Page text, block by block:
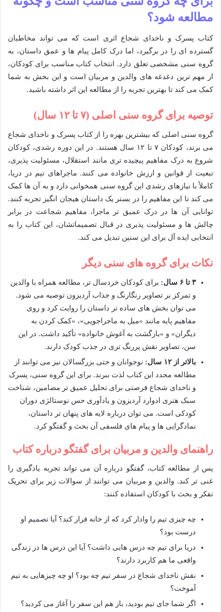
مطالعه شود؟
کتاب پسرک و ناخدای شجاع اثری است که می تواند مخاطبان
گسترده ای را در برگیرد، اما درک کامل پیام ها و عمق داستان، به
گروه سنی مشخصی تعلق دارد. انتخاب کتاب مناسب برای کودکان،
از مهم ترین دغدغه های والدین و مربیان است و این بخش به شما
کمک می کند تا بهترین تجربه را از مطالعه این اثر داشته باشید.
توصیه برای گروه سنی اصلی (۷ تا ۱۲ سال)
گروه سنی اصلی که بیشترین بهره را از کتاب پسرک و ناخدای شجاع
می برند، کودکان ۷ تا ۱۲ سال هستند. در این دوره رشدی، کودکان
شروع به درک مفاهیم پیچیده تری مانند استقلال، مسئولیت پذیری،
تبعیت از قوانین و ارزش خانواده می کنند. ماجراهای تیم در دریا،
کاملاً با نیازهای رشدی این گروه سنی همخوانی دارد و به آن ها کمک
می کند تا این مفاهیم را در بستر یک داستان هیجان انگیز تجربه کنند.
توانایی آن ها در درک عمیق تر ماجرا، مفاهیم شجاعت در برابر
چالش ها و مسئولیت پذیری در قبال تصمیماتشان، این کتاب را به
انتخابی ایده آل برای این سنین تبدیل می کند.
نکات برای گروه های سنی دیگر
۳ تا ۶ سال:
برای کودکان خردسال تر، مطالعه همراه با والدین
و تمرکز بر تصاویر رنگارنگ و جذاب آردیزون توصیه می شود.
می توان بخش های ساده تر داستان را روایت کرد و روی
مفاهیم پایه مانند «میل به ماجراجویی»، «کمک کردن به
دیگران» و «بازگشت به آغوش خانواده» تأکید داشت. در این
سن، تصاویر نقش پررنگ تری در جذب کودک دارند.
بالاتر از ۱۲ سال:
نوجوانان و حتی بزرگسالان نیز می توانند از
مطالعه مجدد این کتاب لذت ببرند. برای این گروه سنی، پسرک
و ناخدای شجاع فرصتی برای تحلیل عمیق تر مضامین، شناخت
سبک هنری ادوارد آردیزون و یادآوری حس نوستالژی دوران
کودکی است. می توان درباره لایه های پنهان تر داستان،
نمادگرایی ها و پیام های فلسفی آن بحث و گفتگو کرد.
راهنمای والدین و مربیان برای گفتگو درباره کتاب
پس از مطالعه کتاب، گفتگو درباره آن می تواند تجربه یادگیری را
غنی تر کند. والدین و مربیان می توانند از سوالات زیر برای تحریک
تفکر و بحث با کودکان استفاده کنند:
چه چیزی تیم را وادار کرد که از خانه فرار کند؟ آیا تصمیم او
درست بود؟
دریا برای تیم چه درس هایی داشت؟ آیا این درس ها در زندگی
واقعی ما هم کاربرد دارند؟
نقش ناخدای شجاع در سفر تیم چه بود؟ او چه چیزهایی به تیم
آموخت؟
اگر شما جای تیم بودید، باز هم این سفر را آغاز می کردید؟